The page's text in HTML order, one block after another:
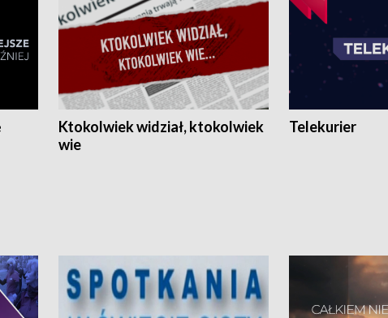
Ktokolwiek widział, ktokolwiek
wie
Telekurier